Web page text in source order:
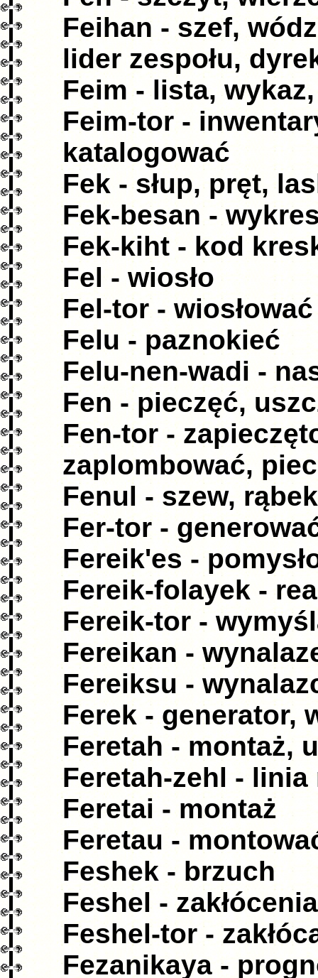
Feihan - szef,
lider zespołu,
Feim - lista,
Feim-tor -
katalogować
Fek - słup, pręt,
Fek-besan -
Fek-kiht - kod
Fel - wiosło
Fel-tor - wiosłować
Felu - paznokieć
Felu-nen-wadi -
Fen - pieczęć,
Fen-tor -
zaplombować,
Fenul - szew,
Fer-tor -
Fereik'es -
Fereik-folayek -
Fereik-tor -
Fereikan -
Fereiksu -
Ferek - generator,
Feretah - montaż,
Feretah-zehl - linia
Feretai - montaż
Feretau -
Feshek - brzuch
Feshel - zakłócenia
Feshel-tor -
Fezanikaya -